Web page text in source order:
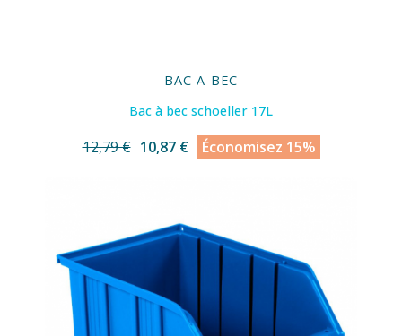
BAC A BEC
Bac à bec schoeller 17L
12,79 € 10,87 € Économisez 15%